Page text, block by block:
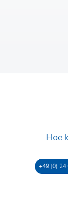
Hoe
+49 (0) 24